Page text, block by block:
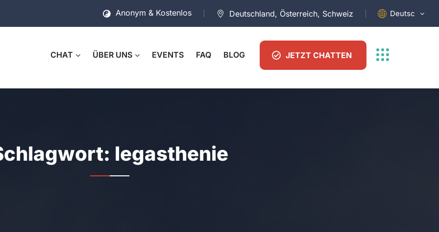
Anonym & Kostenlos Deutschland, Österreich, Schweiz Deutsch
CHAT ÜBER UNS EVENTS FAQ BLOG JETZT CHATTEN
legasthenie